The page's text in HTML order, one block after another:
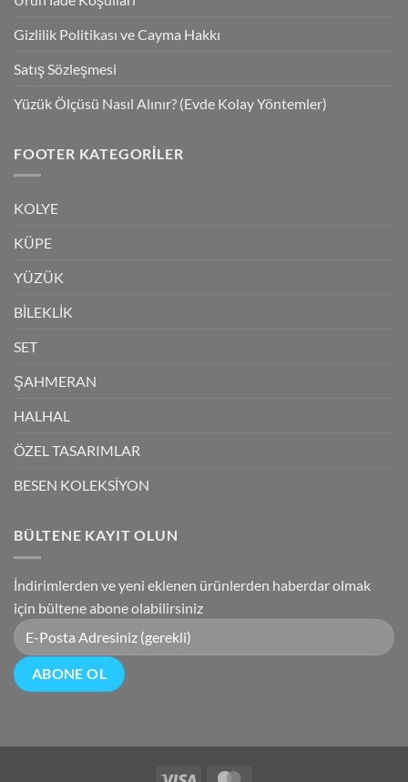
Gizlilik Politikası ve Cayma Hakkı
Satış Sözleşmesi
Yüzük Ölçüsü Nasıl Alınır? (Evde Kolay Yöntemler)
FOOTER KATEGORILER
KOLYE
KÜPE
YÜZÜK
BİLEKLİK
SET
ŞAHMERAN
HALHAL
ÖZEL TASARIMLAR
BESEN KOLEKSİYON
BÜLTENE KAYIT OLUN
İndirimlerden ve yeni eklenen ürünlerden haberdar olmak
için bültene abone olabilirsiniz
Visa